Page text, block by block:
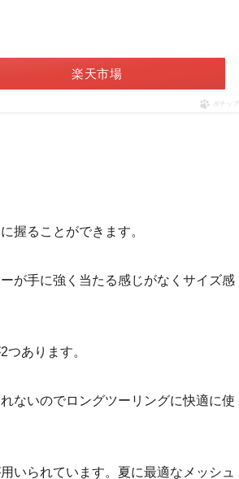
楽天市場
ポチップ
握ることができます。
が手に強く当たる感じがなくサイズ感
あります。
ないのでロングツーリングに快適に使
いられています。夏に最適なメッシュ